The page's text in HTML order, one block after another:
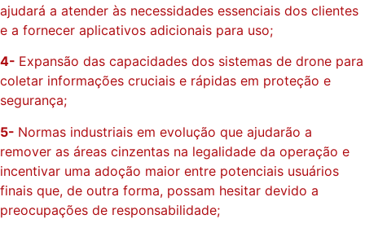
ajudará a atender às necessidades essenciais dos clientes
e a fornecer aplicativos adicionais para uso;
4- Expansão das capacidades dos sistemas de drone para
coletar informações cruciais e rápidas em proteção e
segurança;
5- Normas industriais em evolução que ajudarão a
remover as áreas cinzentas na legalidade da operação e
incentivar uma adoção maior entre potenciais usuários
finais que, de outra forma, possam hesitar devido a
preocupações de responsabilidade;